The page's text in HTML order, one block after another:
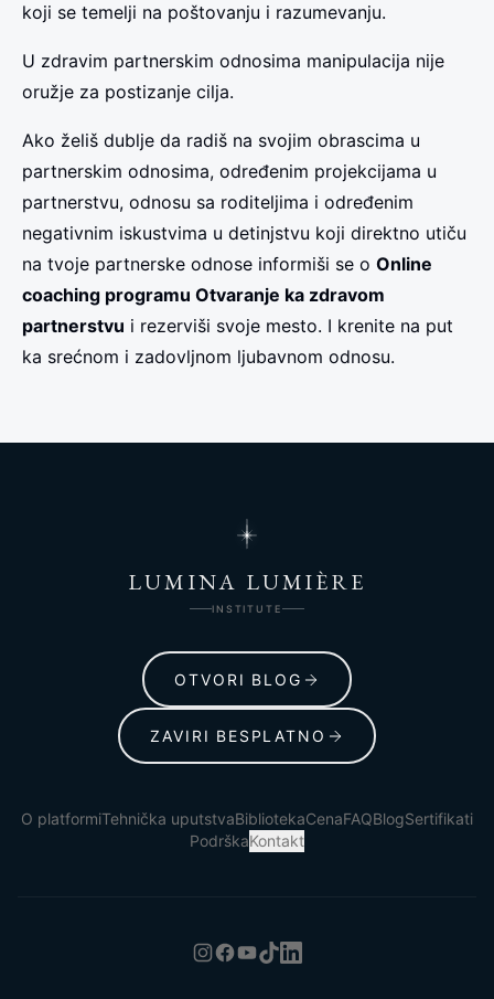
koji se temelji na poštovanju i razumevanju.
U zdravim partnerskim odnosima manipulacija nije
oružje za postizanje cilja.
Ako želiš dublje da radiš na svojim obrascima u
partnerskim odnosima, određenim projekcijama u
partnerstvu, odnosu sa roditeljima i određenim
negativnim iskustvima u detinjstvu koji direktno utiču
na tvoje partnerske odnose informiši se o Online
coaching programu Otvaranje ka zdravom
partnerstvu i rezerviši svoje mesto. I krenite na put
ka srećnom i zadovljnom ljubavnom odnosu.
LUMINA LUMIÈRE
INSTITUTE
OTVORI BLOG
ZAVIRI BESPLATNO
O platformiTehnička uputstvaBibliotekaCenaFAQBlogSertifikati
PodrškaKontakt